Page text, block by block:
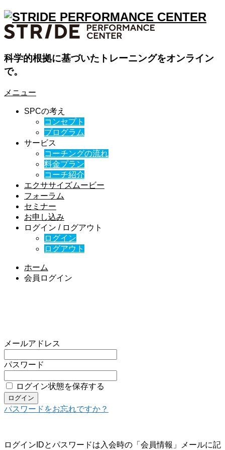
科学的根拠に基づいたトレーニングをオンライン
で。
メニュー
SPCの考え
コンセプト
プログラム
サービス
コーチングの流れ
料金プラン
コーチ紹介
エクササイズムービー
フォーラム
セミナー
お申し込み
ログイン / ログアウト
ログイン
ログアウト
ホーム
会員ログイン
メールアドレス
パスワード
ログイン状態を保存する
パスワードをお忘れですか？
ログインIDとパスワードは入会時の「会員情報」メールに記